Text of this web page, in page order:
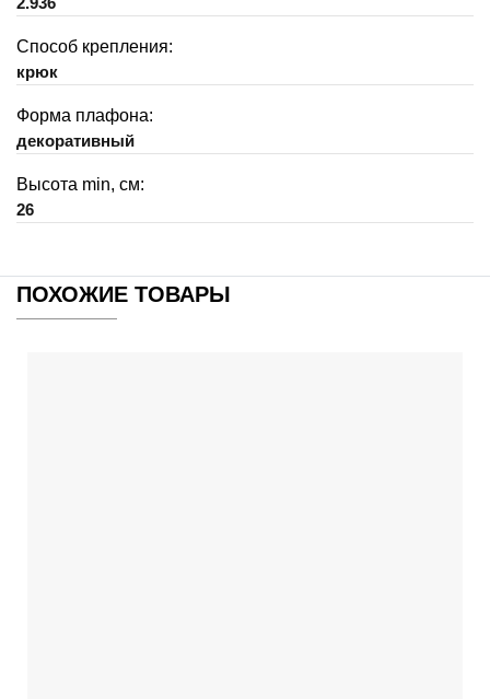
Способ крепления:
крюк
Форма плафона:
декоративный
Высота min, см:
26
ПОХОЖИЕ ТОВАРЫ